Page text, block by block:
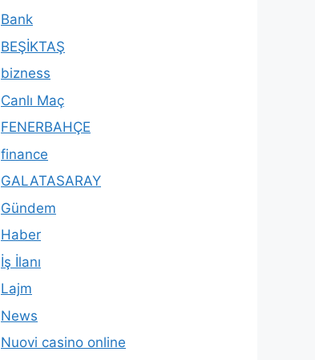
Bank
BEŞİKTAŞ
bizness
Canlı Maç
FENERBAHÇE
finance
GALATASARAY
Gündem
Haber
İş İlanı
Lajm
News
Nuovi casino online